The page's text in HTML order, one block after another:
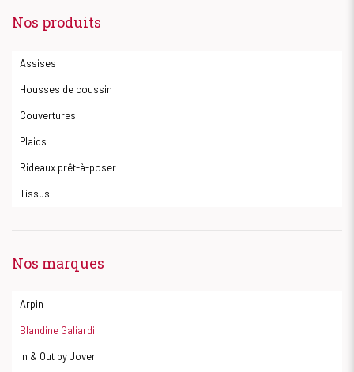
Nos produits
Assises
Housses de coussin
Couvertures
Plaids
Rideaux prêt-à-poser
Tissus
Nos marques
Arpin
Blandine Galiardi
In & Out by Jover